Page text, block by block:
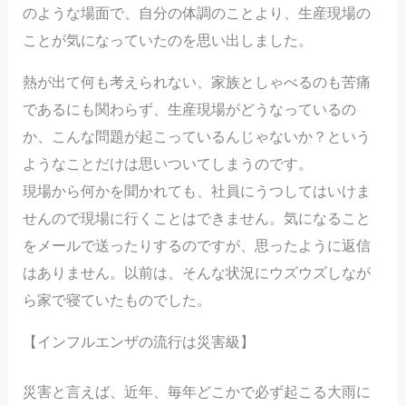
のような場面で、自分の体調のことより、生産現場の
ことが気になっていたのを思い出しました。
熱が出て何も考えられない、家族としゃべるのも苦痛
であるにも関わらず、生産現場がどうなっているの
か、こんな問題が起こっているんじゃないか？という
ようなことだけは思いついてしまうのです。
現場から何かを聞かれても、社員にうつしてはいけま
せんので現場に行くことはできません。気になること
をメールで送ったりするのですが、思ったように返信
はありません。以前は、そんな状況にウズウズしなが
ら家で寝ていたものでした。
【インフルエンザの流行は災害級】
災害と言えば、近年、毎年どこかで必ず起こる大雨に